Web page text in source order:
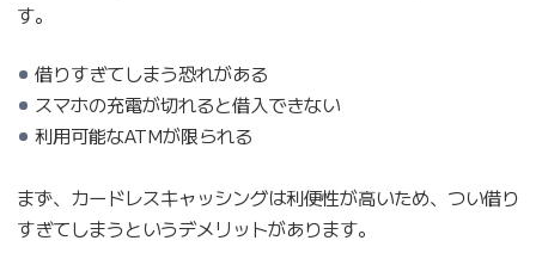
す。
借りすぎてしまう恐れがある
スマホの充電が切れると借入できない
利用可能なATMが限られる
まず、カードレスキャッシングは利便性が高いため、つい借り
すぎてしまうというデメリットがあります。